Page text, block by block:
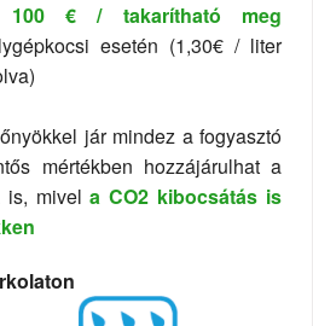
100 € / takarítható meg
esetén (1,30€ / liter
jár mindez a fogyasztó
mértékben hozzájárulhat a
is, mivela CO2 kibocsátás is